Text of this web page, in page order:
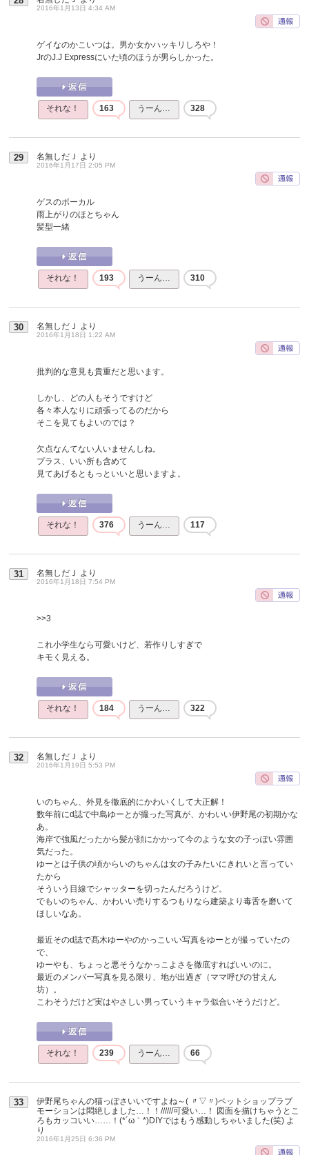
2016年1月13日 4:34 AM
ゲイなのかこいつは。男か女かハッキリしろや！
JrのJ.J Expressにいた頃のほうが男らしかった。
それな！ 163 うーん… 328
29 名無しだＪ より
2016年1月17日 2:05 PM
ゲスのボーカル
雨上がりのほとちゃん
髪型一緒
それな！ 193 うーん… 310
30 名無しだＪ より
2016年1月18日 1:22 AM
批判的な意見も貴重だと思います。
しかし、どの人もそうですけど
各々本人なりに頑張ってるのだから
そこを見てもよいのでは？
欠点なんてない人いませんしね。
プラス、いい所も含めて
見てあげるともっといいと思いますよ。
それな！ 376 うーん… 117
31 名無しだＪ より
2016年1月18日 7:54 PM
>>3
これ小学生なら可愛いけど、若作りしすぎで
キモく見える。
それな！ 184 うーん… 322
32 名無しだＪ より
2016年1月19日 5:53 PM
いのちゃん、外見を徹底的にかわいくして大正解！
数年前にd誌で中島ゆーとが撮った写真が、かわいい伊野尾の初期かな
あ。
海岸で強風だったから髪が顔にかかって今のような女の子っぽい雰囲
気だった。
ゆーとは子供の頃からいのちゃんは女の子みたいにきれいと言ってい
たから
そういう目線でシャッターを切ったんだろうけど。
でもいのちゃん、かわいい売りするつもりなら建築より毒舌を磨いて
ほしいなあ。
最近そのd誌で髙木ゆーやのかっこいい写真をゆーとが撮っていたの
で、
ゆーやも、ちょっと悪そうなかっこよさを徹底すればいいのに。
最近のメンバー写真を見る限り、地が出過ぎ（ママ呼びの甘えん
坊）。
こわそうだけど実はやさしい男っていうキャラ似合いそうだけど。
それな！ 239 うーん… 66
33
伊野尾ちゃんの猫っぽさいいですよね～( 〃▽〃)ペットショップラブ
モーションは悶絶しました…！！//////可愛い…！ 図面を描けちゃうとこ
ろもカッコいい……！(*´ω｀*)DIYではもう感動しちゃいました(笑) よ
り
2016年1月25日 6:36 PM